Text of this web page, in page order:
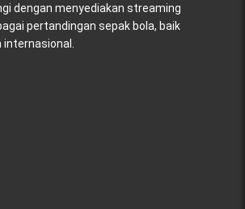
dengan menyediakan streaming
pertandingan sepak bola, baik